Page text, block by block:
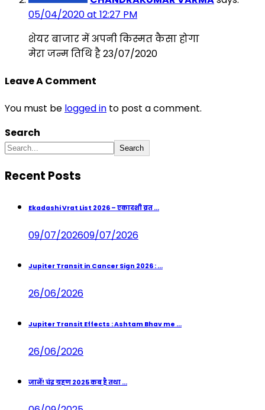
05/04/2020 at 12:27 PM
शेयर बाजार में अपनी किस्मत कैसा होगा
मेरा जन्म तिथि है 23/07/2020
Leave A Comment
You must be logged in to post a comment.
Search
Search
Recent Posts
Ekadashi Vrat List 2026 – एकादशी व्रत ...
09/07/202609/07/2026
Jupiter Transit in Cancer Sign 2026 : ...
26/06/2026
Jupiter Transit Effects : Ashtam Bhav me ...
26/06/2026
जानें! चंद्र ग्रहण 2025 कब है तथा ...